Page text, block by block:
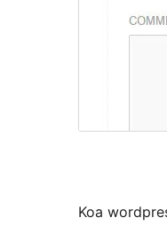
Koa